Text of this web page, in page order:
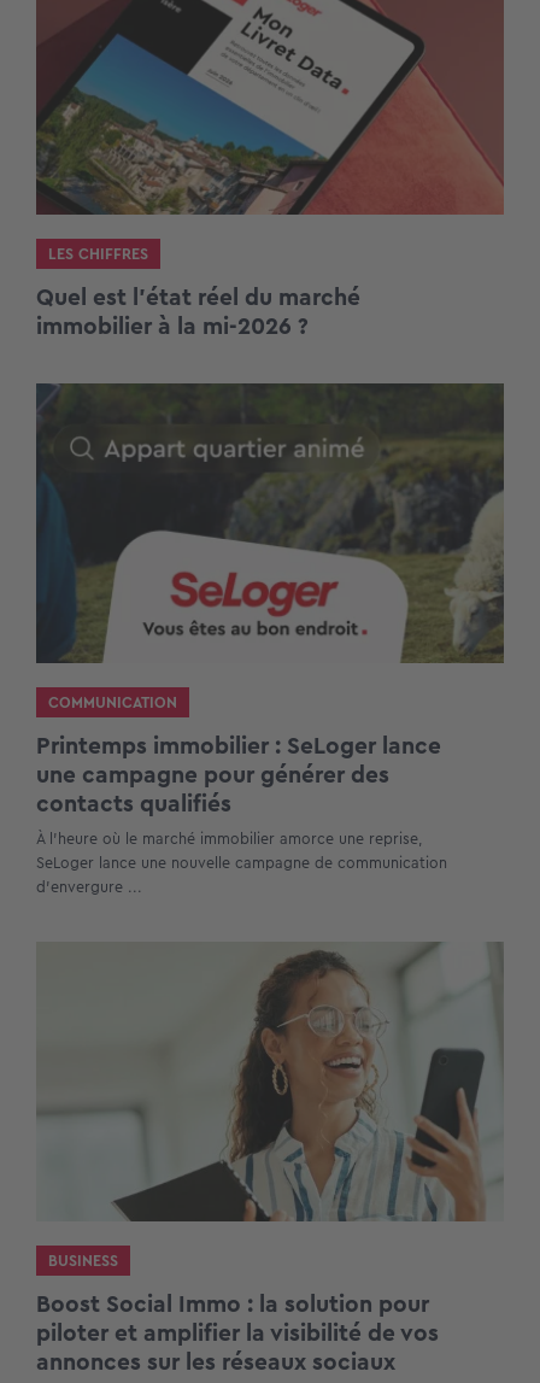
LES CHIFFRES
Quel est l’état réel du marché
immobilier à la mi-2026 ?
COMMUNICATION
Printemps immobilier : SeLoger lance
une campagne pour générer des
contacts qualifiés
À l’heure où le marché immobilier amorce une reprise,
SeLoger lance une nouvelle campagne de communication
d’envergure ...
BUSINESS
Boost Social Immo : la solution pour
piloter et amplifier la visibilité de vos
annonces sur les réseaux sociaux